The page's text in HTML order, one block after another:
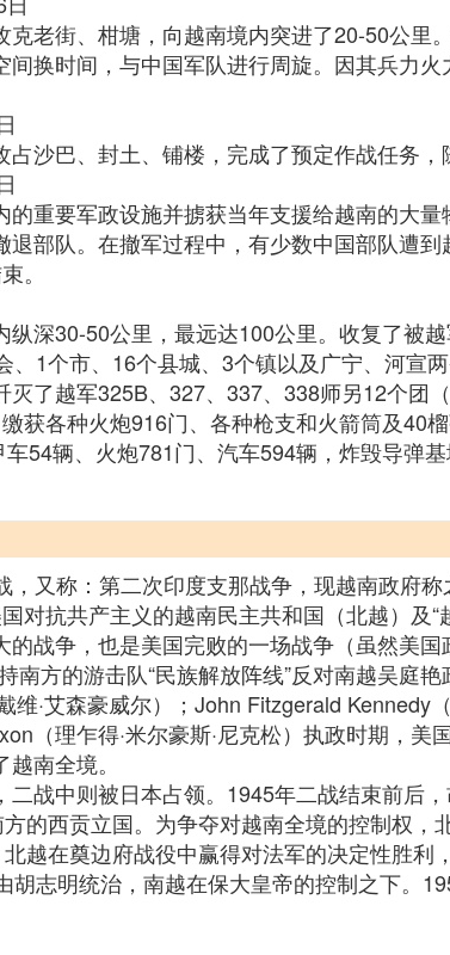
老街、柑塘，向越南境内突进了20-50公里
换时间，与中国军队进行周旋。因其兵力
沙巴、封土、铺楼，完成了预定作战任务，
重要军政设施并掳获当年支援给越南的大
部队。在撤军过程中，有少数中国部队遭
。
深30-50公里，最远达100公里。收复了被
1个市、16个县城、3个镇以及广宁、河宣
了越军325B、327、337、338师另12个团
获各种火炮916门、各种枪支和火箭筒及40
54辆、火炮781门、汽车594辆，炸毁导弹
又称：第二次印度支那战争，现越南政府
对抗共产主义的越南民主共和国（北越）及
战争，也是美国完败的一场战争（虽然美国
南方的游击队“民族解放阵线”反对南越吴庭
·艾森豪威尔）；John Fitzgerald Kennedy
（理乍得·米尔豪斯·尼克松）执政时期，
南全境。
战中则被日本占领。1945年二战结束前后
的西贡立国。为争夺对越南全境的控制权
越在奠边府战役中赢得对法军的决定性胜
志明统治，南越在保大皇帝的控制之下。